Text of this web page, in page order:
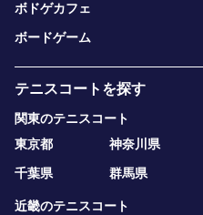
ボドゲカフェ
ボードゲーム
テニスコートを探す
関東のテニスコート
東京都
神奈川県
千葉県
群馬県
近畿のテニスコート